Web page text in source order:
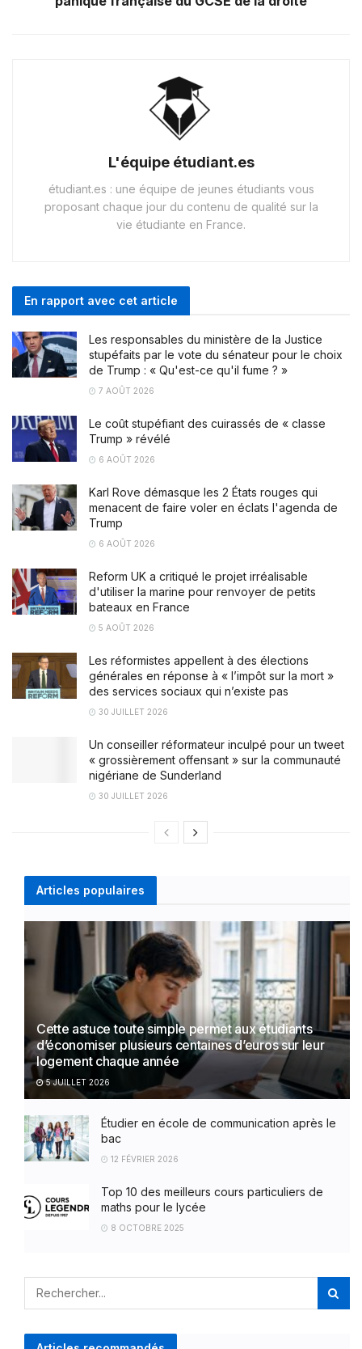
L'équipe étudiant.es
étudiant.es : une équipe de jeunes étudiants vous
proposant chaque jour du contenu de qualité sur la
vie étudiante en France.
En rapport avec cet article
Les responsables du ministère de la Justice
stupéfaits par le vote du sénateur pour le choix
de Trump : « Qu'est-ce qu'il fume ? »
7 AOÛT 2026
Le coût stupéfiant des cuirassés de « classe
Trump » révélé
6 AOÛT 2026
Karl Rove démasque les 2 États rouges qui
menacent de faire voler en éclats l'agenda de
Trump
6 AOÛT 2026
Reform UK a critiqué le projet irréalisable
d'utiliser la marine pour renvoyer de petits
bateaux en France
5 AOÛT 2026
Les réformistes appellent à des élections
générales en réponse à « l’impôt sur la mort »
des services sociaux qui n’existe pas
30 JUILLET 2026
Un conseiller réformateur inculpé pour un tweet
« grossièrement offensant » sur la communauté
nigériane de Sunderland
30 JUILLET 2026
Articles populaires
Cette astuce toute simple permet aux étudiants
d’économiser plusieurs centaines d’euros sur leur
logement chaque année
5 JUILLET 2026
Étudier en école de communication après le
bac
12 FÉVRIER 2026
Top 10 des meilleurs cours particuliers de
maths pour le lycée
8 OCTOBRE 2025